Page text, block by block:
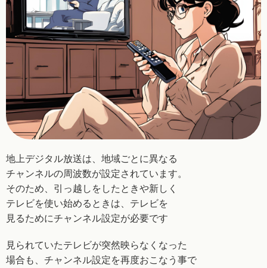
地上デジタル放送は、地域ごとに異なる
チャンネルの周波数が設定されています。
そのため、引っ越しをしたときや新しく
テレビを使い始めるときは、テレビを
見るためにチャンネル設定が必要です
見られていたテレビが突然映らなくなった
場合も、 チャンネル設定を再度おこなう事で